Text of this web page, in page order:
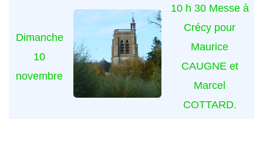
Dimanche
10
novembre
10 h 30 Messe à
Crécy pour
Maurice
CAUGNE et
Marcel
COTTARD.